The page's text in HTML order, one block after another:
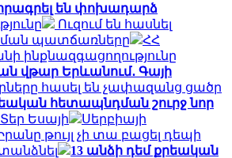
են փոխադարձ
Ուզում են հասնել
պատճառները
ՀՀ
ինքնազգացողությունը
վթար Երևանում․ Գայի
հասել են չափազանց ցածր
հետապնդման շուրջ նոր
Եսայի
Սերբիայի
թույլ չի տա բացել դեպի
13 անձի դեմ քրեական